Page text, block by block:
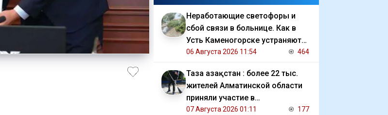
Неработающие светофоры и
сбой связи в больнице. Как в
Усть Каменогорске устраняют
последствия ливня
06 Августа 2026 11:54 464
Таза Қазақстан : более 22 тыс.
жителей Алматинской области
приняли участие в
экологической акции
07 Августа 2026 01:11 177